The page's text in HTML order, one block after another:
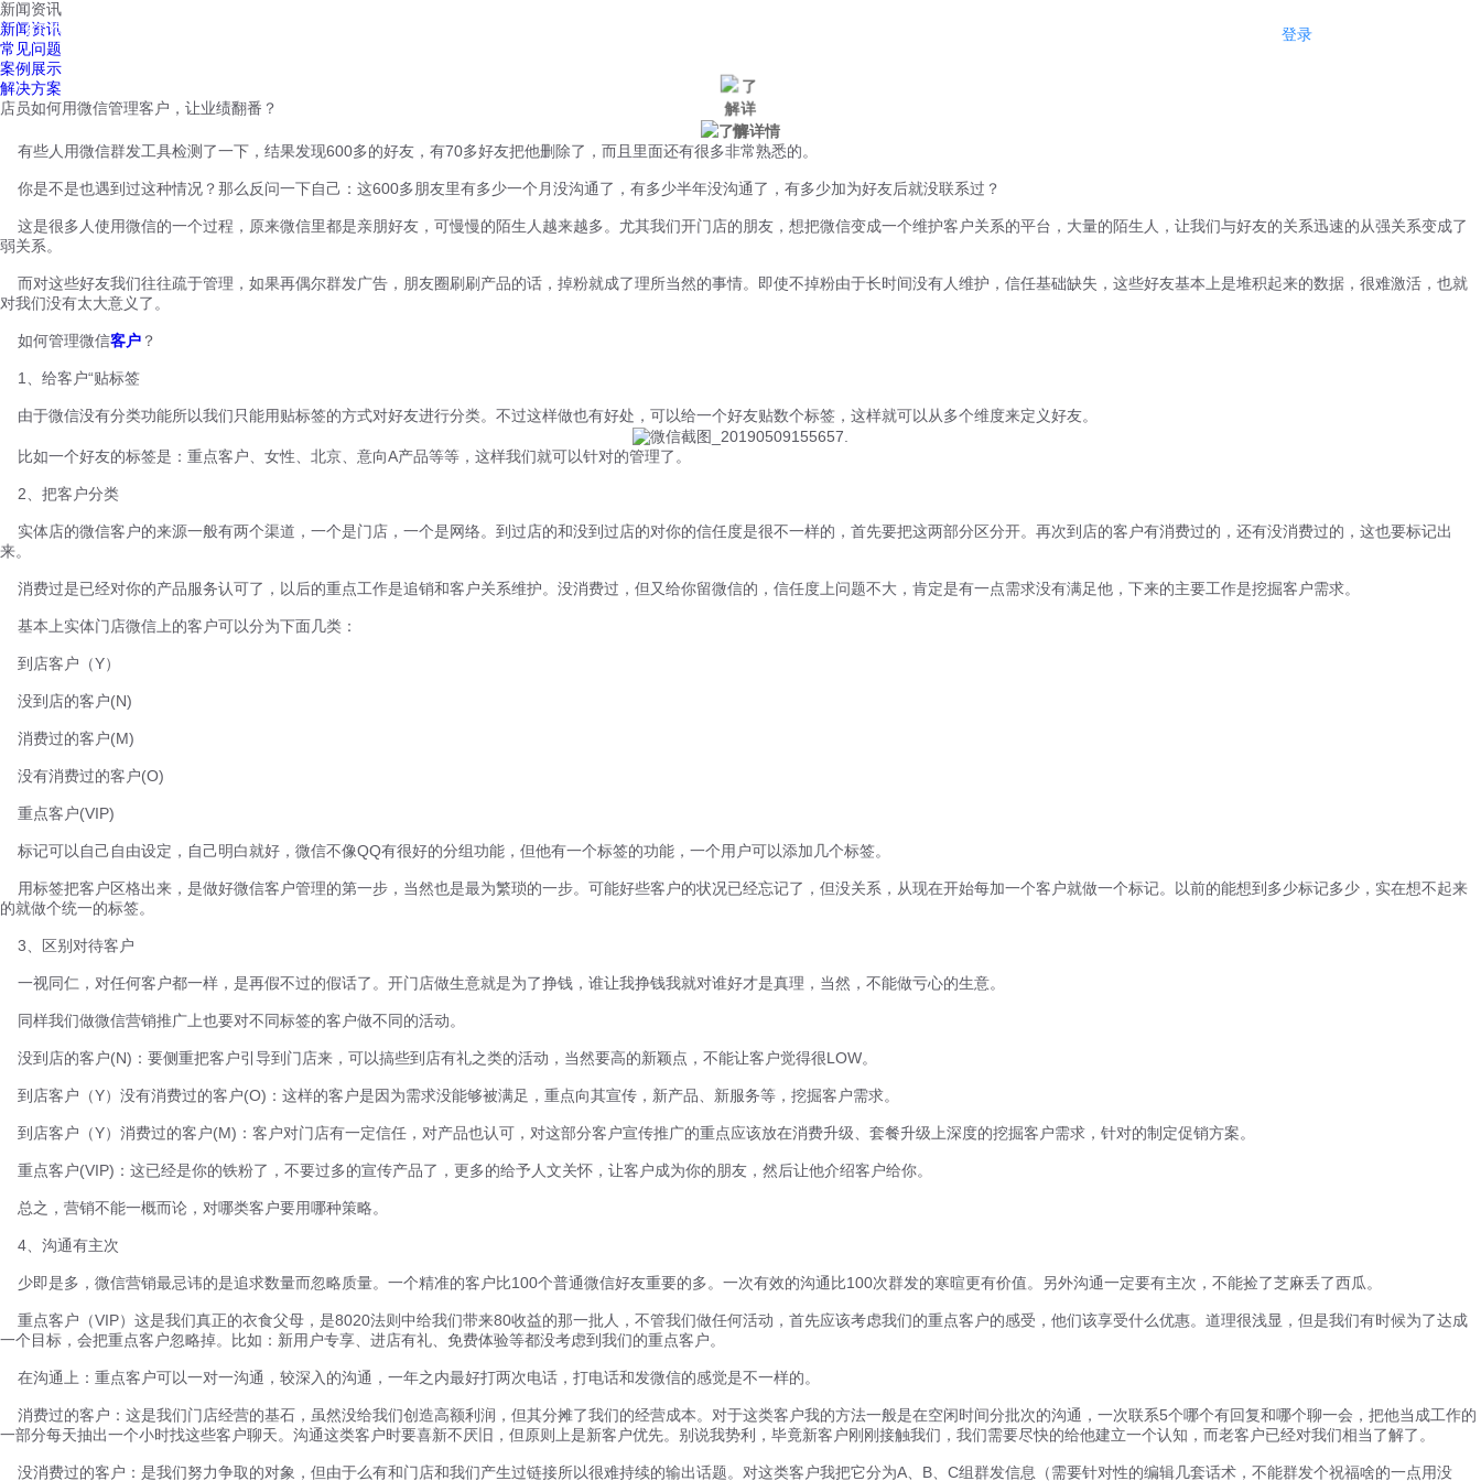
红鹰工作手机 登录
新闻资讯
新闻资讯
常见问题
案例展示
解决方案
店员如何用微信管理客户，让业绩翻番？
有些人用微信群发工具检测了一下，结果发现600多的好友，有70多好友把他删除了，而且里面还有很多非常熟悉的。
你是不是也遇到过这种情况？那么反问一下自己：这600多朋友里有多少一个月没沟通了，有多少半年没沟通了，有多少加为好友后就没联系过？
这是很多人使用微信的一个过程，原来微信里都是亲朋好友，可慢慢的陌生人越来越多。尤其我们开门店的朋友，想把微信变成一个维护客户关系的平台，大量的陌生人，让我们与好友的关系迅速的从强关系变成了
弱关系。
而对这些好友我们往往疏于管理，如果再偶尔群发广告，朋友圈刷刷产品的话，掉粉就成了理所当然的事情。即使不掉粉由于长时间没有人维护，信任基础缺失，这些好友基本上是堆积起来的数据，很难激活，也就
对我们没有太大意义了。
如何管理微信客户 ？
1、给客户“贴标签
由于微信没有分类功能所以我们只能用贴标签的方式对好友进行分类。不过这样做也有好处，可以给一个好友贴数个标签，这样就可以从多个维度来定义好友。
比如一个好友的标签是：重点客户、女性、北京、意向A产品等等，这样我们就可以针对的管理了。
2、把客户分类
实体店的微信客户的来源一般有两个渠道，一个是门店，一个是网络。到过店的和没到过店的对你的信任度是很不一样的，首先要把这两部分区分开。再次到店的客户有消费过的，还有没消费过的，这也要标记出
来。
消费过是已经对你的产品服务认可了，以后的重点工作是追销和客户关系维护。没消费过，但又给你留微信的，信任度上问题不大，肯定是有一点需求没有满足他，下来的主要工作是挖掘客户需求。
基本上实体门店微信上的客户可以分为下面几类：
到店客户（Y）
没到店的客户(N)
消费过的客户(M)
没有消费过的客户(O)
重点客户(VIP)
标记可以自己自由设定，自己明白就好，微信不像QQ有很好的分组功能，但他有一个标签的功能，一个用户可以添加几个标签。
用标签把客户区格出来，是做好微信客户管理的第一步，当然也是最为繁琐的一步。可能好些客户的状况已经忘记了，但没关系，从现在开始每加一个客户就做一个标记。以前的能想到多少标记多少，实在想不起来
的就做个统一的标签。
3、区别对待客户
一视同仁，对任何客户都一样，是再假不过的假话了。开门店做生意就是为了挣钱，谁让我挣钱我就对谁好才是真理，当然，不能做亏心的生意。
同样我们做微信营销推广上也要对不同标签的客户做不同的活动。
没到店的客户(N)：要侧重把客户引导到门店来，可以搞些到店有礼之类的活动，当然要高的新颖点，不能让客户觉得很LOW。
到店客户（Y）没有消费过的客户(O)：这样的客户是因为需求没能够被满足，重点向其宣传，新产品、新服务等，挖掘客户需求。
到店客户（Y）消费过的客户(M)：客户对门店有一定信任，对产品也认可，对这部分客户宣传推广的重点应该放在消费升级、套餐升级上深度的挖掘客户需求，针对的制定促销方案。
重点客户(VIP)：这已经是你的铁粉了，不要过多的宣传产品了，更多的给予人文关怀，让客户成为你的朋友，然后让他介绍客户给你。
总之，营销不能一概而论，对哪类客户要用哪种策略。
4、沟通有主次
少即是多，微信营销最忌讳的是追求数量而忽略质量。一个精准的客户比100个普通微信好友重要的多。一次有效的沟通比100次群发的寒暄更有价值。另外沟通一定要有主次，不能捡了芝麻丢了西瓜。
重点客户（VIP）这是我们真正的衣食父母，是8020法则中给我们带来80收益的那一批人，不管我们做任何活动，首先应该考虑我们的重点客户的感受，他们该享受什么优惠。道理很浅显，但是我们有时候为了达成
一个目标，会把重点客户忽略掉。比如：新用户专享、进店有礼、免费体验等都没考虑到我们的重点客户。
在沟通上：重点客户可以一对一沟通，较深入的沟通，一年之内最好打两次电话，打电话和发微信的感觉是不一样的。
消费过的客户：这是我们门店经营的基石，虽然没给我们创造高额利润，但其分摊了我们的经营成本。对于这类客户我的方法一般是在空闲时间分批次的沟通，一次联系5个哪个有回复和哪个聊一会，把他当成工作的
一部分每天抽出一个小时找这些客户聊天。沟通这类客户时要喜新不厌旧，但原则上是新客户优先。别说我势利，毕竟新客户刚刚接触我们，我们需要尽快的给他建立一个认知，而老客户已经对我们相当了解了。
没消费过的客户：是我们努力争取的对象，但由于么有和门店和我们产生过链接所以很难持续的输出话题。对这类客户我把它分为A、B、C组群发信息（需要针对性的编辑几套话术，不能群发个祝福啥的一点用没